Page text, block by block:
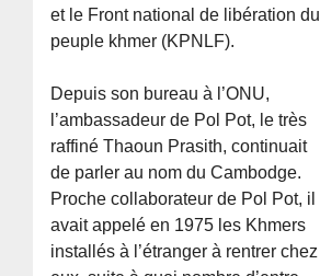
et le Front national de libération du
peuple khmer (KPNLF).
Depuis son bureau à l’ONU,
l’ambassadeur de Pol Pot, le très
raffiné Thaoun Prasith, continuait
de parler au nom du Cambodge.
Proche collaborateur de Pol Pot, il
avait appelé en 1975 les Khmers
installés à l’étranger à rentrer chez